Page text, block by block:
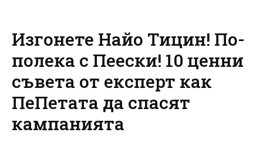
Изгонете Найо Тицин! По-
полека с Пеески! 10 ценни
съвета от експерт как
ПеПетата да спасят
кампанията